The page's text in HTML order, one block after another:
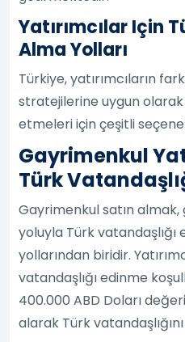
Yatırımcılar Için
Alma Yolları
Türkiye, yatırımcıların
stratejilerine uygun olarak
etmeleri için çeşitli
Gayrimenkul
Türk
Gayrimenkul satın almak,
yoluyla Türk vatandaşlığı
yollarından biridir.
vatandaşlığı edinme
400.000 ABD Doları
alarak Türk